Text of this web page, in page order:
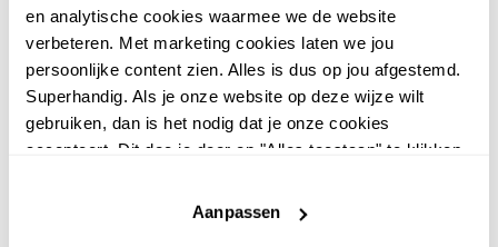
en analytische cookies waarmee we de website
verbeteren. Met marketing cookies laten we jou
persoonlijke content zien. Alles is dus op jou afgestemd.
Superhandig. Als je onze website op deze wijze wilt
gebruiken, dan is het nodig dat je onze cookies
accepteert. Dit doe je door op "Alles toestaan" te klikken.
website niet optimaal functioneert.
Aanpassen
leer Nieuw